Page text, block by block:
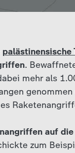
palästinensische
.
mehr als
auf die
zum